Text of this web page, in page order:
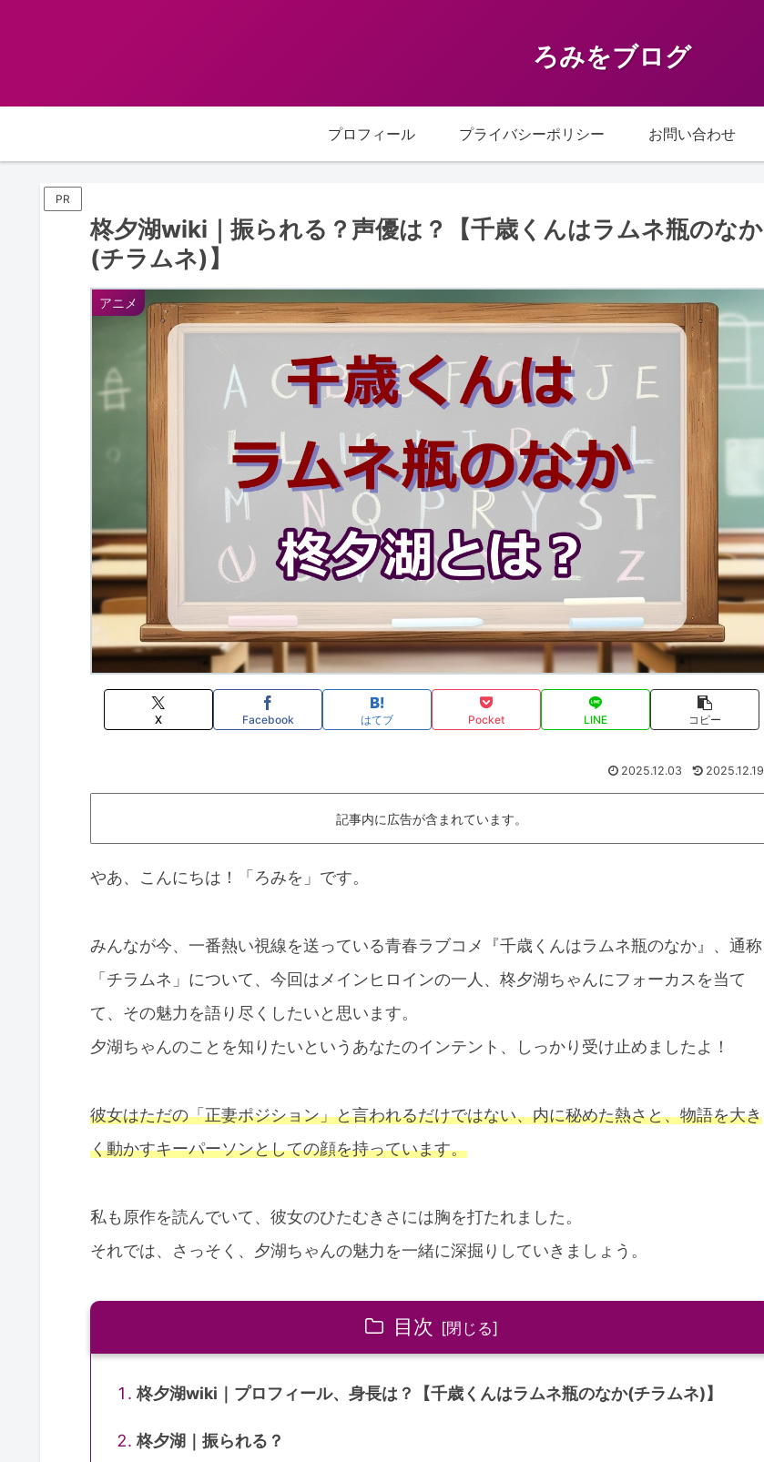
ろみをブログ
プロフィール プライバシーポリシー お問い合わせ
PR
柊夕湖wiki｜振られる？声優は？【千歳くんはラムネ瓶のなか
(チラムネ)】
アニメ
X Facebook はてブ Pocket LINE コピー
2025.12.03 2025.12.19
記事内に広告が含まれています。
やあ、こんにちは！「ろみを」です。
みんなが今、一番熱い視線を送っている青春ラブコメ『千歳くんはラムネ瓶のなか』、通称
「チラムネ」について、今回はメインヒロインの一人、柊夕湖ちゃんにフォーカスを当て
て、その魅力を語り尽くしたいと思います。
夕湖ちゃんのことを知りたいというあなたのインテント、しっかり受け止めましたよ！
彼女はただの「正妻ポジション」と言われるだけではない、内に秘めた熱さと、物語を大き
く動かすキーパーソンとしての顔を持っています。
私も原作を読んでいて、彼女のひたむきさには胸を打たれました。
それでは、さっそく、夕湖ちゃんの魅力を一緒に深掘りしていきましょう。
目次
柊夕湖wiki｜プロフィール、身長は？【千歳くんはラムネ瓶のなか(チラムネ)】
柊夕湖｜振られる？